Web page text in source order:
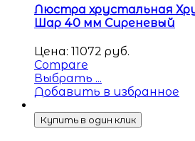
Люстра хрустальная
Шар 40 мм Сиреневый
Цена: 11072 руб.
Compare
Выбрать ...
Добавить в избранное
Купить в один клик